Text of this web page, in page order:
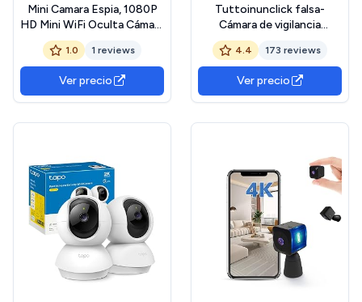
Mini Camara Espia, 1080P
HD Mini WiFi Oculta Cámara
Espía para Ver En El Movil,
con Audio y Vídeo, con
Batería de Larga Duración,
para Exteriores/Interiores
1.0 1 reviews
Ver precio
Tuttoinunclick falsa-
Cámara de vigilancia
exterior
4.4 173 reviews
Ver precio